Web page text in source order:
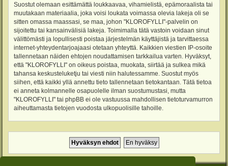
Suostut olemaan esittämättä loukkaavaa, vihamielistä, epämoraalista tai
muutakaan materiaalia, joka voisi loukata voimassa olevia lakeja oli se
sitten omassa maassasi, se maa, johon "KLOROFYLLI"-palvelin on
sijoitettu tai kansainvälisiä lakeja. Toimimalla tätä vastoin voidaan sinut
välittömästi ja lopullisesti poistaa järjestelmän käyttäjistä ja tarvittaessa
internet-yhteydentarjoajaasi otetaan yhteyttä. Kaikkien viestien IP-osoite
tallennetaan näiden ehtojen noudattamisen tarkkailua varten. Hyväksyt,
että "KLOROFYLLI" on oikeus poistaa, muokata, siirtää ja sulkea mikä
tahansa keskusteluketju tai viesti niin halutessamme. Suostut myös
siihen, että kaikki yllä annettu tieto tallennetaan tietokantaan. Tätä tietoa
ei anneta kolmannelle osapuolelle ilman suostumustasi, mutta
"KLOROFYLLI" tai phpBB ei ole vastuussa mahdollisen tietoturvamurron
aiheuttamasta tietojen vuodosta ulkopuolisille tahoille.